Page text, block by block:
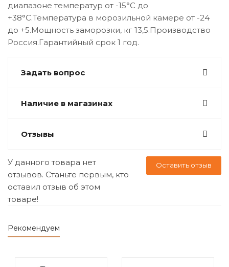
диапазоне температур от -15°С до
+38°С.Температура в морозильной камере от -24
до +5.Мощность заморозки, кг 13,5.Производство
Россия.Гарантийный срок 1 год.
Задать вопрос
Наличие в магазинах
Отзывы
Оставить отзыв
У данного товара нет
отзывов. Станьте первым, кто
оставил отзыв об этом
товаре!
Рекомендуем